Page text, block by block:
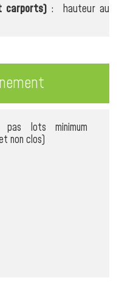
carports) : hauteur au
pas lots minimum
non clos)